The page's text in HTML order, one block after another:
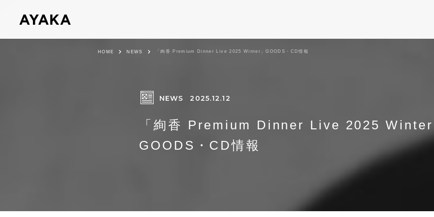
HOME NEWS 「絢香 Premium Dinner Live 2025 Winter」GOODS・CD情報
NEWS 2025.12.12
「絢香 Premium Dinner Live 2025
GOODS・CD情報